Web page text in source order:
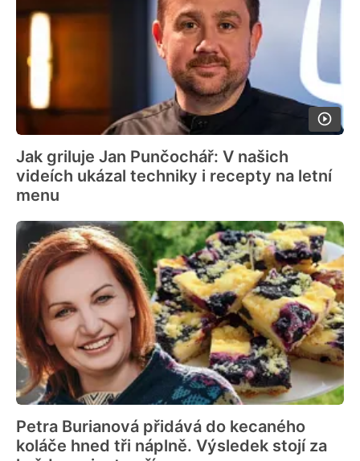
Jak griluje Jan Punčochář: V našich
videích ukázal techniky i recepty na letní
menu
Petra Burianová přidává do kecaného
koláče hned tři náplně. Výsledek stojí za